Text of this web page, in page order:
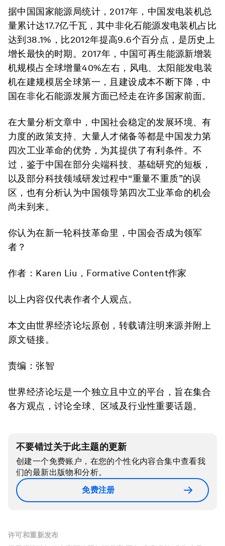
据中国国家能源局统计，2017年，中国发电装机总
量累计达17.7亿千瓦，其中非化石能源发电装机占比
达到38.1%，比2012年提高9.6个百分点，是历史上
增长最快的时期。2017年，中国可再生能源新增装
机规模占全球增量40%左右，风电、太阳能发电装
机在建规模居全球第一，且建设成本不断下降，中
国在非化石能源发展方面已经走在许多国家前面。
在大量分析文章中，中国社会稳定的发展环境、有
力度的政策支持、大量人才储备等都是中国发力第
四次工业革命的优势，为其提供了有利条件。不
过，鉴于中国在部分尖端科技、基础研究的短板，
以及部分科技领域研发过程中“重量不重质”的误
区，也有分析认为中国领导第四次工业革命的机会
尚未到来。
你认为在新一轮科技革命里，中国会否成为领军
者？
作者：Karen Liu，Formative Content作家
以上内容仅代表作者个人观点。
本文由世界经济论坛原创，转载请注明来源并附上
原文链接。
责编：张智
世界经济论坛是一个独立且中立的平台，旨在集合
各方观点，讨论全球、区域及行业性重要话题。
不要错过关于此主题的更新
创建一个免费账户，在您的个性化内容合集中查看我
们的最新出版物和分析。
免费注册
许可和重新发布